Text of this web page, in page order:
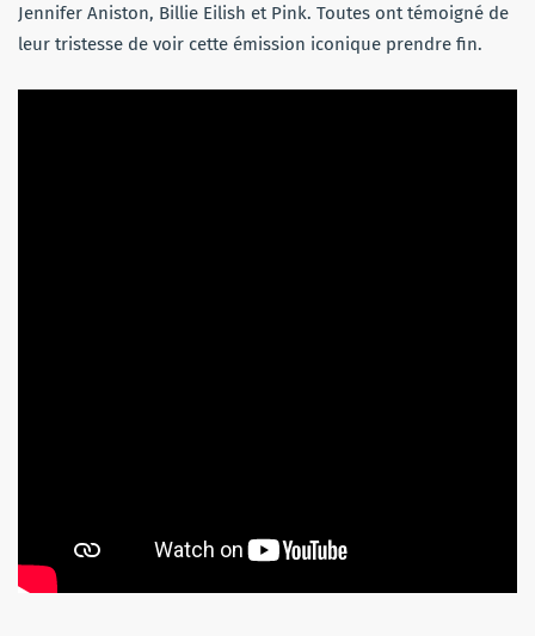
Jennifer Aniston, Billie Eilish et Pink. Toutes ont témoigné de
leur tristesse de voir cette émission iconique prendre fin.